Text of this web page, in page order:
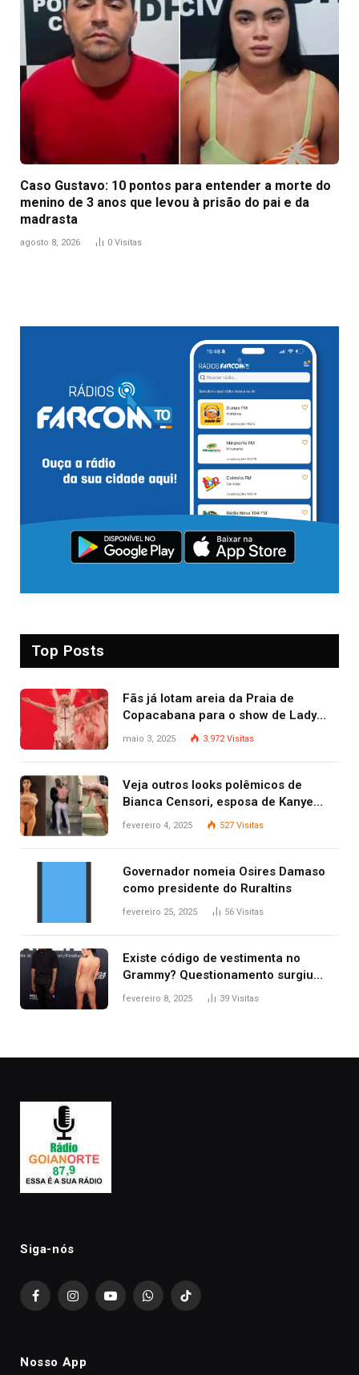
Caso Gustavo: 10 pontos para entender a morte do
menino de 3 anos que levou à prisão do pai e da
madrasta
agosto 8, 2026 0 Visitas
Top Posts
Fãs já lotam areia da Praia de
Copacabana para o show de Lady
Gaga
maio 3, 2025 3.972Visitas
Veja outros looks polêmicos de
Bianca Censori, esposa de Kanye
West que apareceu nua no Grammy
fevereiro 4, 2025 527 Visitas
Governador nomeia Osires Damaso
como presidente do Ruraltins
fevereiro 25, 2025 56 Visitas
Existe código de vestimenta no
Grammy? Questionamento surgiu
após Bianca Censori, mulher de
fevereiro 8, 2025 39 Visitas
Siga-nós
FacebookInstagramYouTubeWhatsAppTikTok
Nosso App